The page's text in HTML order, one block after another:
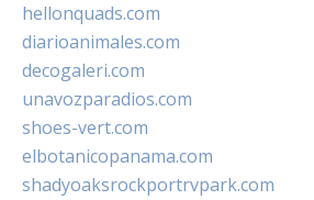
hellonquads.com
diarioanimales.com
decogaleri.com
unavozparadios.com
shoes-vert.com
elbotanicopanama.com
shadyoaksrockportrvpark.com